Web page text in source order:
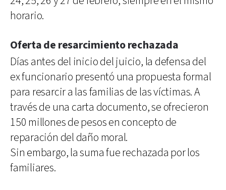
horario.
Oferta de resarcimiento rechazada
Días antes del inicio del juicio, la defensa del
ex funcionario presentó una propuesta formal
para resarcir a las familias de las víctimas. A
través de una carta documento, se ofrecieron
150 millones de pesos en concepto de
reparación del daño moral.
Sin embargo, la suma fue rechazada por los
familiares.